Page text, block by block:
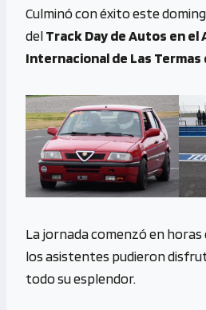
b
o
k
se
n
er
py
Li
k
gr
a
at
s
p
p
Culminó con éxito este
delTrack Day de Autos en el
Internacional de Las Termas
La jornada comenzó en horas
los asistentes pudieron
todo su esplendor.